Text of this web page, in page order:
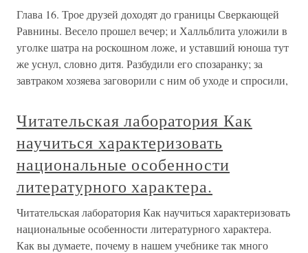
Глава 16. Трое друзей доходят до границы Сверкающей
Равнины. Весело прошел вечер; и Халльблита уложили в
уголке шатра на роскошном ложе, и уставший юноша тут
же уснул, словно дитя. Разбудили его спозаранку; за
завтраком хозяева заговорили с ним об уходе и спросили,
Читательская лаборатория Как
научиться характеризовать
национальные особенности
литературного характера.
Читательская лаборатория Как научиться характеризовать
национальные особенности литературного характера.
Как вы думаете, почему в нашем учебнике так много